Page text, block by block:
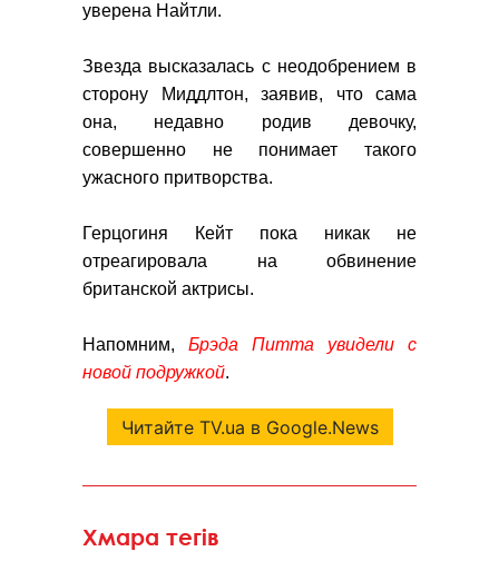
уверена Найтли.
Звезда высказалась с неодобрением в
сторону Миддлтон, заявив, что сама
она, недавно родив девочку,
совершенно не понимает такого
ужасного притворства.
Герцогиня Кейт пока никак не
отреагировала на обвинение
британской актрисы.
Напомним, Брэда Питта увидели с
новой подружкой.
Читайте TV.ua в Google.News
Хмара тегів